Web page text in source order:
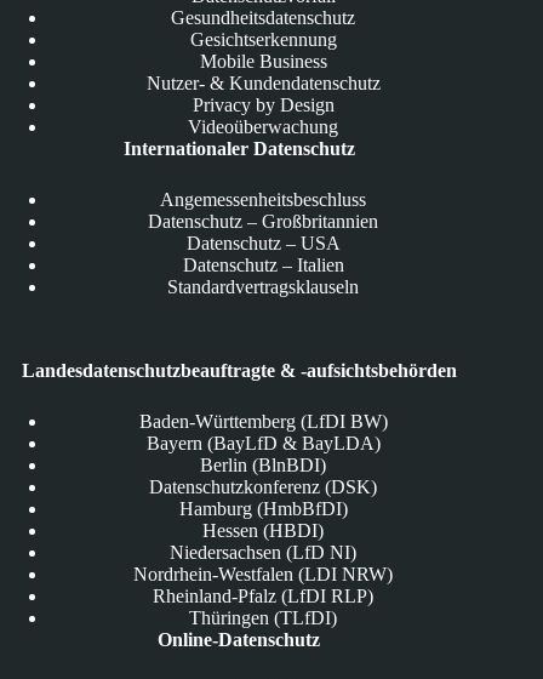
Gesundheitsdatenschutz
Gesichtserkennung
Mobile Business
Nutzer- & Kundendatenschutz
Privacy by Design
Videoüberwachung
Internationaler Datenschutz
Angemessenheitsbeschluss
Datenschutz – Großbritannien
Datenschutz – USA
Datenschutz – Italien
Standardvertragsklauseln
Landesdatenschutzbeauftragte & -aufsichtsbehörden
Baden-Württemberg (LfDI BW)
Bayern (BayLfD & BayLDA)
Berlin (BlnBDI)
Datenschutzkonferenz (DSK)
Hamburg (HmbBfDI)
Hessen (HBDI)
Niedersachsen (LfD NI)
Nordrhein-Westfalen (LDI NRW)
Rheinland-Pfalz (LfDI RLP)
Thüringen (TLfDI)
Online-Datenschutz